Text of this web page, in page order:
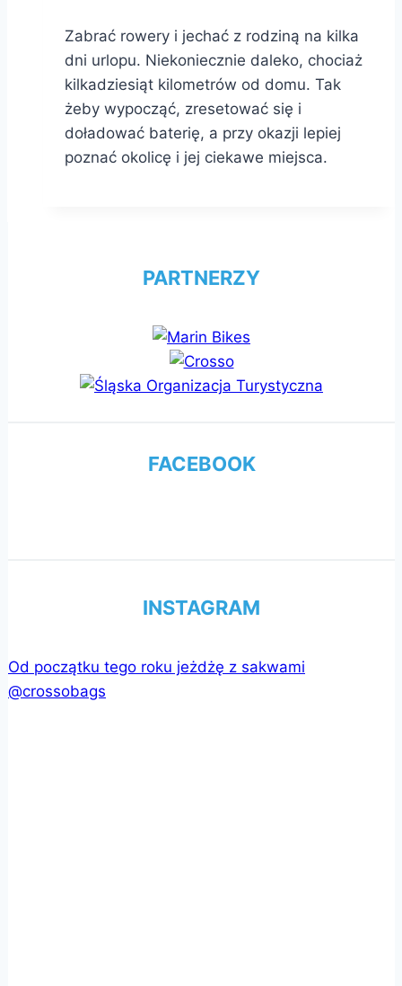
Zabrać rowery i jechać z rodziną na kilka
dni urlopu. Niekoniecznie daleko, chociaż
kilkadziesiąt kilometrów od domu. Tak
żeby wypocząć, zresetować się i
doładować baterię, a przy okazji lepiej
poznać okolicę i jej ciekawe miejsca.
PARTNERZY
FACEBOOK
INSTAGRAM
Od początku tego roku jeżdżę z sakwami
@crossobags